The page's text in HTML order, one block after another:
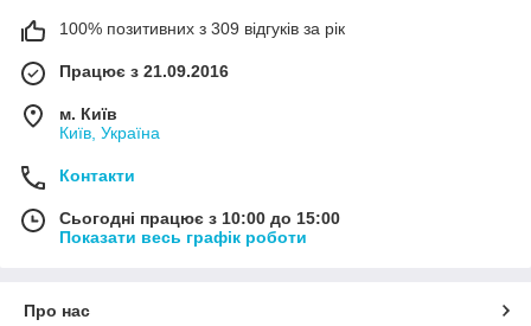
100% позитивних з 309 відгуків за рік
Працює з 21.09.2016
м. Київ
Київ, Україна
Контакти
Сьогодні працює з 10:00 до 15:00
Показати весь графік роботи
Про нас